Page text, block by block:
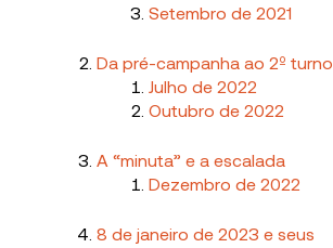
Setembro de 2021
Da pré-campanha ao 2º turno
Julho de 2022
Outubro de 2022
A “minuta” e a escalada
Dezembro de 2022
8 de janeiro de 2023 e seus